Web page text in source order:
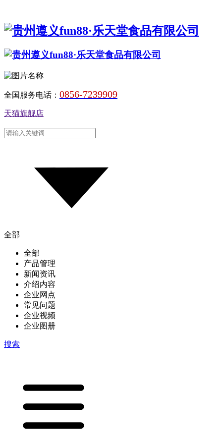
全国服务电话： 0856-7239909
天猫旗舰店
全部
全部
产品管理
新闻资讯
介绍内容
企业网点
常见问题
企业视频
企业图册
搜索